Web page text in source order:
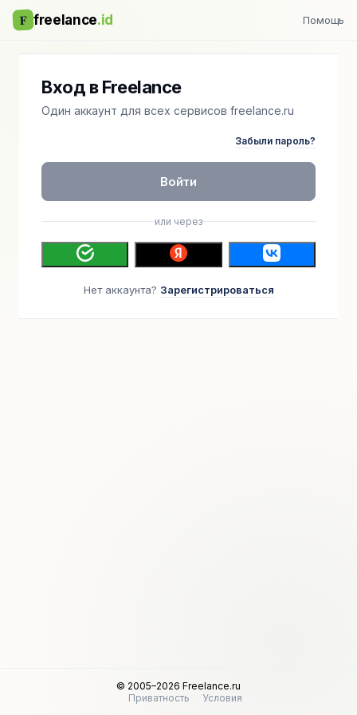
F freelance.id Помощь
Вход в Freelance
Один аккаунт для всех сервисов freelance.ru
Забыли пароль?
Войти
или через
Нет аккаунта? Зарегистрироваться
© 2005–2026 Freelance.ru
Приватность
Условия